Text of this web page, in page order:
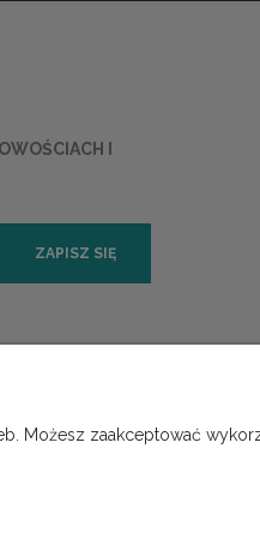
I
ZAPISZ SIĘ
Możesz zaakceptować